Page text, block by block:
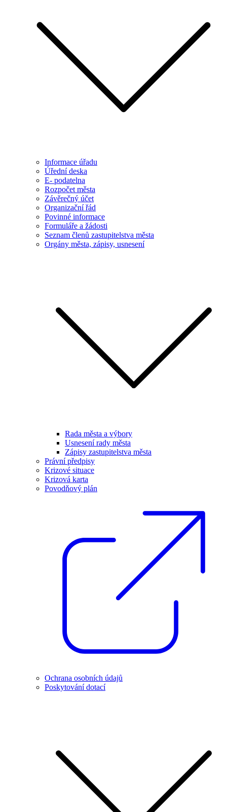
Informace úřadu
Úřední deska
E- podatelna
Rozpočet města
Závěrečný účet
Organizační řád
Povinné informace
Formuláře a žádosti
Seznam členů zastupitelstva města
Orgány města, zápisy, usnesení
Rada města a výbory
Usnesení rady města
Zápisy zastupitelstva města
Právní předpisy
Krizové situace
Krizová karta
Povodňový plán
Ochrana osobních údajů
Poskytování dotací